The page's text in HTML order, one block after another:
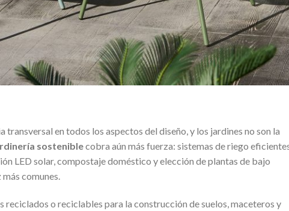
transversal en todos los aspectos del diseño, y los jardines no son la
sosteniblecobra aún más fuerza: sistemas de riego
LED solar, compostaje doméstico y elección de plantas de bajo
comunes.
reciclados o reciclables para la construcción de suelos, maceteros y